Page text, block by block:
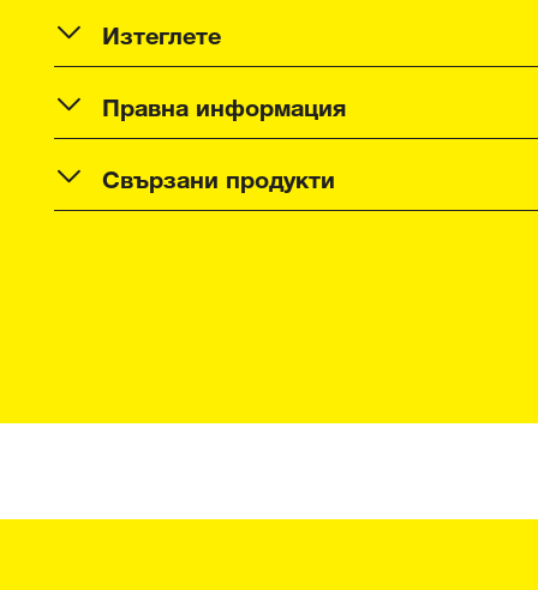
Изтеглете
Правна информация
Свързани продукти